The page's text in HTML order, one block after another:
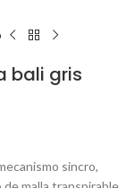
bali gris
sincro,